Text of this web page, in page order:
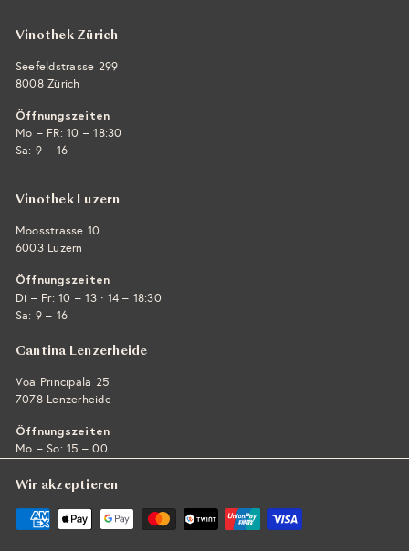
Vinothek Zürich
Seefeldstrasse 299
8008 Zürich
Öffnungszeiten
Mo – FR: 10 – 18:30
Sa: 9 – 16
Vinothek Luzern
Moosstrasse 10
6003 Luzern
Öffnungszeiten
Di – Fr: 10 – 13 · 14 – 18:30
Sa: 9 – 16
Cantina Lenzerheide
Voa Principala 25
7078 Lenzerheide
Öffnungszeiten
Mo – So: 15 – 00
Wir akzeptieren